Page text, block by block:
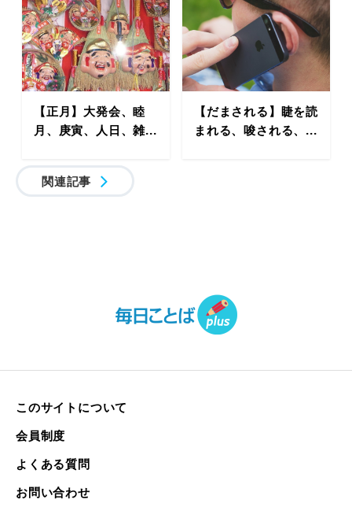
【正月】大発会、睦
月、庚寅、人日、雑...
【だまされる】睫を読
まれる、唆される、...
関連記事
このサイトについて
会員制度
よくある質問
お問い合わせ